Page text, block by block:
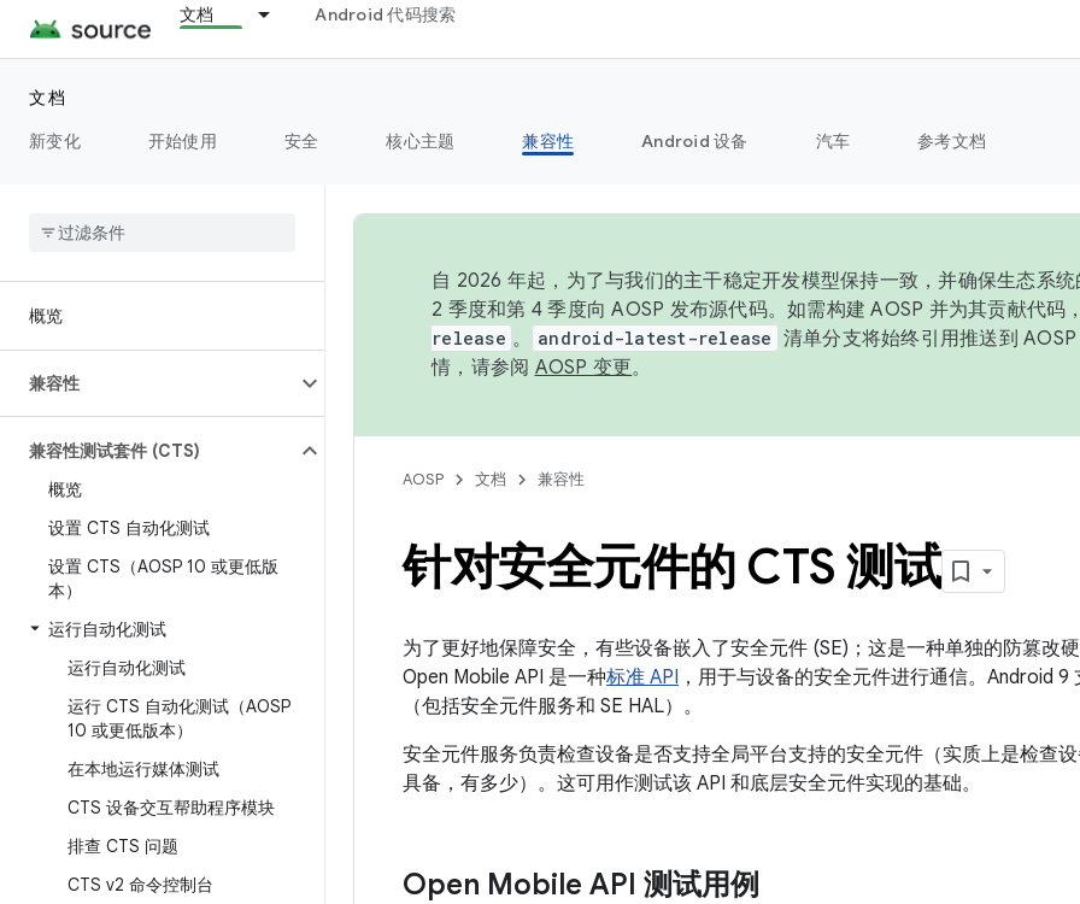
文档 Android 代码搜索
文档
新变化
开始使用 安全 核心主题 兼容性 Android 设备 汽车 参考文档
概览
兼容性
兼容性测试套件 (CTS)
概览
设置 CTS 自动化测试
设置 CTS（AOSP 10 或更低版
本）
运行自动化测试
运行自动化测试
运行 CTS 自动化测试（AOSP
10 或更低版本）
在本地运行媒体测试
CTS 设备交互帮助程序模块
排查 CTS 问题
CTS v2 命令控制台
自 2026 年起，为了与我们的主干稳定开发模型保持一致，并确保生态系
2 季度和第 4 季度向 AOSP 发布源代码。如需构建 AOSP 并为其贡献代码
release 。 android-latest-release 清单分支将始终引用推送到
情，请参阅 AOSP 变更。
AOSP 文档 兼容性
针对安全元件的 CTS 测试
为了更好地保障安全，有些设备嵌入了安全元件 (SE)；这是一种单独的防篡改
Open Mobile API 是一种标准 API ，用于与设备的安全元件进行通信。Android
（包括安全元件服务和 SE HAL）。
安全元件服务负责检查设备是否支持全局平台支持的安全元件（实质上是检查
具备，有多少）。这可用作测试该 API 和底层安全元件实现的基础。
Open Mobile API 测试用例